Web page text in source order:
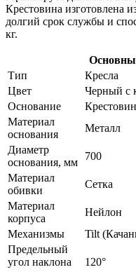
Крестовина изготовлена
долгий срок службы и
кг.
Тип
Кресла
Цвет
Черный с
Основание
Материал
основания
Металл
Диаметр
основания, мм
700
Материал
обивки
Сетка
Материал
корпуса
Нейлон
Механизмы
Tilt
Предельный
угол наклона
120°